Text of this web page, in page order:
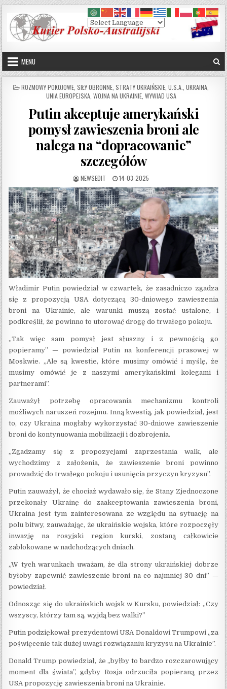
Skip to content
MENU
POSTED IN
ROZMOWY POKOJOWE SIŁY OBRONNE STRATY UKRAIŃSKIE U.S.A. UKRAINA
UNIA EUROPEJSKA, WOJNA NA UKRAINIE, WYWIAD USA
Putin akceptuje amerykański
pomysł zawieszenia broni ale
nalega na “dopracowanie”
szczegółów
AUTHOR:
NEWSEDIT PUBLISHED DATE:
14-03-2025
Władimir Putin powiedział w czwartek, że zasadniczo zgadza
się z propozycją USA dotyczącą 30-dniowego zawieszenia
broni na Ukrainie, ale warunki muszą zostać ustalone, i
podkreślił, że powinno to utorować drogę do trwałego pokoju.
„Tak więc sam pomysł jest słuszny i z pewnością go
popieramy” — powiedział Putin na konferencji prasowej w
Moskwie. „Ale są kwestie, które musimy omówić i myślę, że
musimy omówić je z naszymi amerykańskimi kolegami i
partnerami”.
Zauważył potrzebę opracowania mechanizmu kontroli
możliwych naruszeń rozejmu. Inną kwestią, jak powiedział, jest
to, czy Ukraina mogłaby wykorzystać 30-dniowe zawieszenie
broni do kontynuowania mobilizacji i dozbrojenia.
„Zgadzamy się z propozycjami zaprzestania walk, ale
wychodzimy z założenia, że ​​zawieszenie broni powinno
prowadzić do trwałego pokoju i usunięcia przyczyn kryzysu”.
Putin zauważył, że chociaż wydawało się, że Stany Zjednoczone
przekonały Ukrainę do zaakceptowania zawieszenia broni,
Ukraina jest tym zainteresowana ze względu na sytuację na
polu bitwy, zauważając, że ukraińskie wojska, które rozpoczęły
inwazję na rosyjski region kurski, zostaną całkowicie
zablokowane w nadchodzących dniach.
„W tych warunkach uważam, że dla strony ukraińskiej dobrze
byłoby zapewnić zawieszenie broni na co najmniej 30 dni” —
powiedział.
Odnosząc się do ukraińskich wojsk w Kursku, powiedział: „Czy
wszyscy, którzy tam są, wyjdą bez walki?”
Putin podziękował prezydentowi USA Donaldowi Trumpowi „za
poświęcenie tak dużej uwagi rozwiązaniu kryzysu na Ukrainie”.
Donald Trump powiedział, że „byłby to bardzo rozczarowujący
moment dla świata”, gdyby Rosja odrzuciła popieraną przez
USA propozycję zawieszenia broni na Ukrainie.